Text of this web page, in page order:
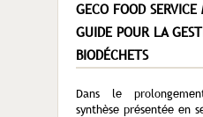
GECO FOOD
GUIDE POUR LA
BIODÉCHETS
Dans le
synthèse présentée en